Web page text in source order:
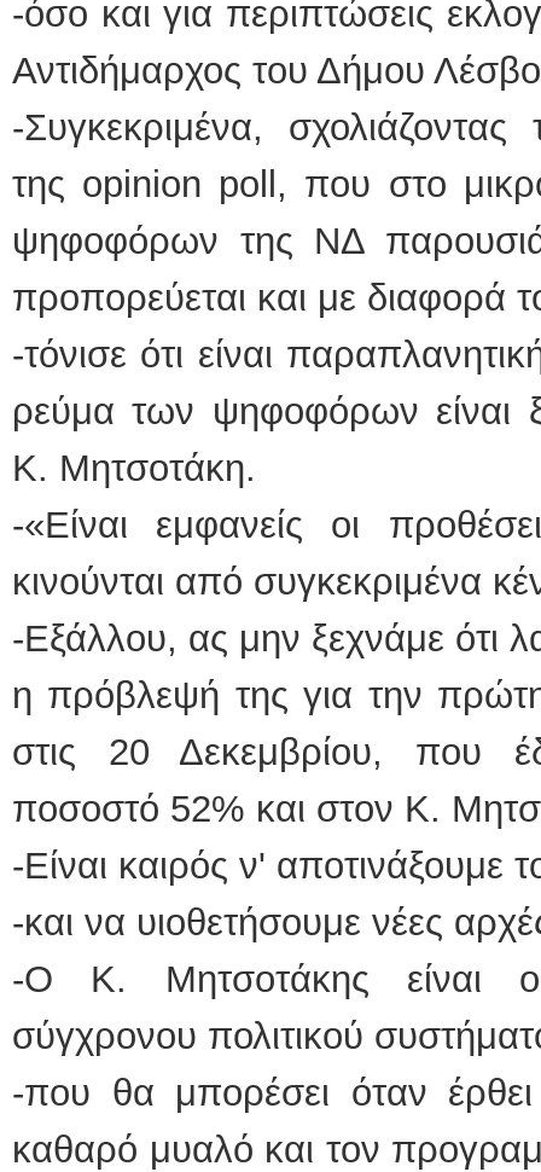
-όσο και για περιπτώσεις
Αντιδήμαρχος του Δήμου
-Συγκεκριμένα,
της opinion poll, που στο
ψηφοφόρων της ΝΔ
προπορεύεται και με διαφορά
-τόνισε ότι είναι
ρεύμα των ψηφοφόρων είναι
Κ. Μητσοτάκη.
-«Είναι εμφανείς οι
κινούνται από συγκεκριμένα
-Εξάλλου, ας μην ξεχνάμε ότι
η πρόβλεψή της για την
στις 20 Δεκεμβρίου, που
ποσοστό 52% και στον Κ.
-Είναι καιρός ν' αποτινάξουμε
-και να υιοθετήσουμε νέες
-Ο Κ. Μητσοτάκης είναι
σύγχρονου πολιτικού
-που θα μπορέσει όταν
καθαρό μυαλό και τον